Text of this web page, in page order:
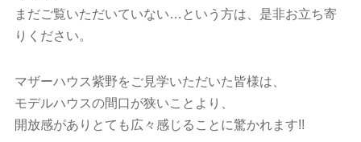
まだご覧いただいていない…という方は、是非お立ち寄
りください。
マザーハウス紫野をご見学いただいた皆様は、
モデルハウスの間口が狭いことより、
開放感がありとても広々感じることに驚かれます!!